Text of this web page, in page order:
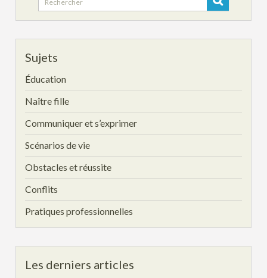
for:
Sujets
Éducation
Naître fille
Communiquer et s’exprimer
Scénarios de vie
Obstacles et réussite
Conflits
Pratiques professionnelles
Les derniers articles